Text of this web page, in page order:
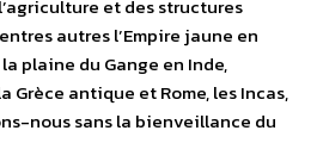
et des structures
autres l’Empire jaune en
plaine du Gange en Inde,
Grèce antique et Rome, les Incas,
nous sans la bienveillance du